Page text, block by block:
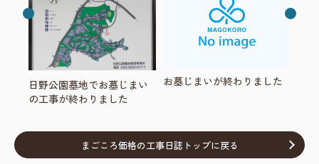
日野公園墓地でお墓じまい
の工事が終わりました
お墓じまいが終わりました
まごころ価格の工事日誌トップに戻る